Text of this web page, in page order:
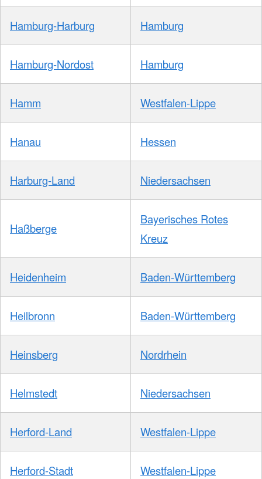
Hamburg-Harburg Hamburg
Hamburg-Nordost Hamburg
Hamm Westfalen-Lippe
Hanau Hessen
Harburg-Land Niedersachsen
Haßberge
Bayerisches Rotes
Kreuz
Heidenheim Baden-Württemberg
Heilbronn Baden-Württemberg
Heinsberg Nordrhein
Helmstedt Niedersachsen
Herford-Land Westfalen-Lippe
Herford-Stadt Westfalen-Lippe